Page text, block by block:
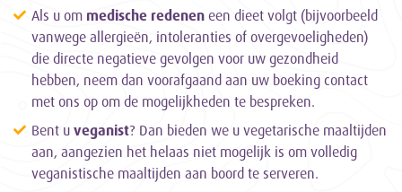
Als u om medische redenen een dieet volgt (bijvoorbeeld
vanwege allergieën, intoleranties of overgevoeligheden)
die directe negatieve gevolgen voor uw gezondheid
hebben, neem dan voorafgaand aan uw boeking contact
met ons op om de mogelijkheden te bespreken.
Bent u veganist? Dan bieden we u vegetarische maaltijden
aan, aangezien het helaas niet mogelijk is om volledig
veganistische maaltijden aan boord te serveren.